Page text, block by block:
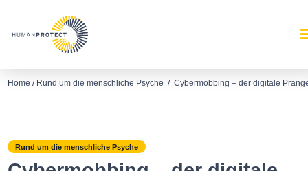
Home / Rund um die menschliche Psyche / Cybermobbing – der digitale
Rund um die menschliche Psyche